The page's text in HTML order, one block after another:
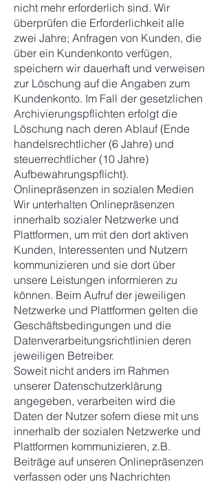
nicht mehr erforderlich sind. Wir
überprüfen die Erforderlichkeit alle
zwei Jahre; Anfragen von Kunden, die
über ein Kundenkonto verfügen,
speichern wir dauerhaft und verweisen
zur Löschung auf die Angaben zum
Kundenkonto. Im Fall der gesetzlichen
Archivierungspflichten erfolgt die
Löschung nach deren Ablauf (Ende
handelsrechtlicher (6 Jahre) und
steuerrechtlicher (10 Jahre)
Aufbewahrungspflicht).
Onlinepräsenzen in sozialen Medien
Wir unterhalten Onlinepräsenzen
innerhalb sozialer Netzwerke und
Plattformen, um mit den dort aktiven
Kunden, Interessenten und Nutzern
kommunizieren und sie dort über
unsere Leistungen informieren zu
können. Beim Aufruf der jeweiligen
Netzwerke und Plattformen gelten die
Geschäftsbedingungen und die
Datenverarbeitungsrichtlinien deren
jeweiligen Betreiber.
Soweit nicht anders im Rahmen
unserer Datenschutzerklärung
angegeben, verarbeiten wird die
Daten der Nutzer sofern diese mit uns
innerhalb der sozialen Netzwerke und
Plattformen kommunizieren, z.B.
Beiträge auf unseren Onlinepräsenzen
verfassen oder uns Nachrichten